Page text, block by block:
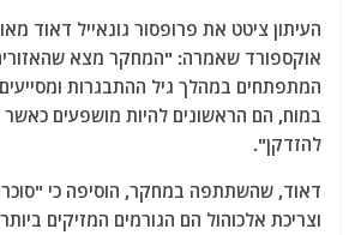
העיתון ציטט את פרופסור גונאייל דאוד
אוקספורד שאמרה: "המחקר מצא
המתפתחים במהלך גיל ההתבגרות
במוח, הם הראשונים להיות מושפעים
להזדקן".
דאוד, שהשתתפה במחקר, הוסיפה כי
וצריכת אלכוהול הם הגורמים המזיקים